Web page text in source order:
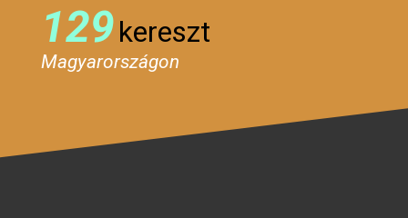
129kereszt
Magyarországon